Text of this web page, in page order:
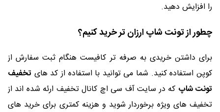
را افزایش دهید.
چطور از تونت شاپ ارزان تر خرید کنیم؟
برای داشتن خریدی به صرفه تر کافیست هنگام ثبت سفارش از
کوپن استفاده کنید. شما می توانید با استفاده از کد های تخفیف
تونت شاپ که در سایت آف سی اچ کانال تخفیف ارئه شده اند از
تخفیف های ویژه برخوردار شوید و هزینه کمتری برای خرید های